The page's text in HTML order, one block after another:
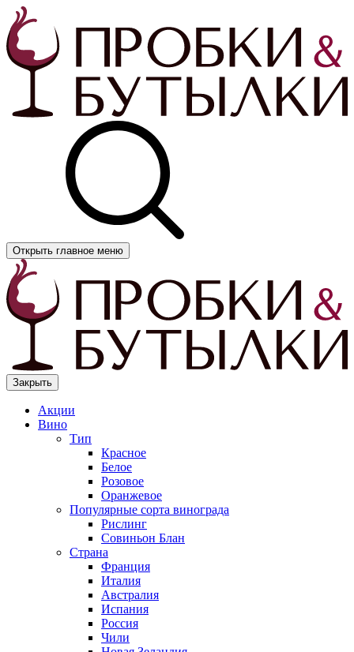
Открыть главное меню
Закрыть
Акции
Вино
Тип
Красное
Белое
Розовое
Оранжевое
Популярные сорта винограда
Рислинг
Совиньон Блан
Страна
Франция
Италия
Австралия
Испания
Россия
Чили